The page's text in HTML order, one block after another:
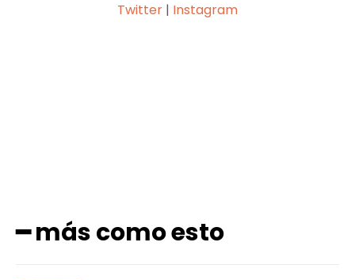
Twitter | Instagram
━ más como esto